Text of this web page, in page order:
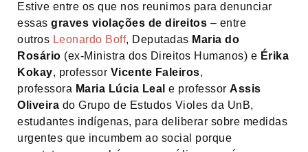
Estive entre os que nos reunimos para denunciar
essas graves violações de direitos – entre
outros Leonardo Boff, Deputadas Maria do
Rosário (ex-Ministra dos Direitos Humanos) e Érika
Kokay, professor Vicente Faleiros,
professora Maria Lúcia Leal e professor Assis
Oliveira do Grupo de Estudos Violes da UnB,
estudantes indígenas, para deliberar sobre medidas
urgentes que incumbem ao social porque